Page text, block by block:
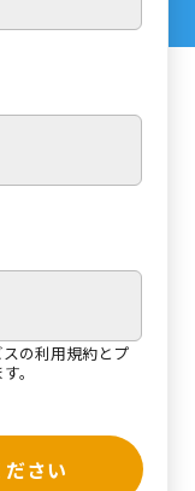
スの利用規約と プ
。
さい